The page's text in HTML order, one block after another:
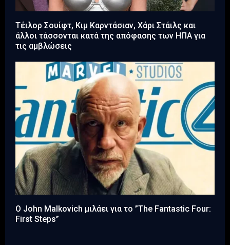
Τέιλορ Σουίφτ, Κιμ Καρντάσιαν, Χάρι Στάιλς και
άλλοι τάσσονται κατά της απόφασης των ΗΠΑ για
τις αμβλώσεις
Ο John Malkovich μιλάει για το ”The Fantastic Four:
First Steps”